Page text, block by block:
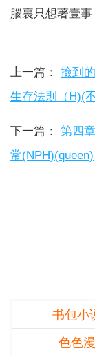
腦裏只想著壹事
上一篇： 撿到
生存法則（H)(
下一篇： 第四
常(NPH)(queen)
书包小
色色